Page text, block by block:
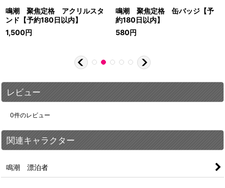
鳴潮 聚焦定格 アクリルスタ
ンド【予約180日以内】
1,500 円
鳴潮 聚焦定格 缶バッジ【予
約180日以内】
580 円
レビュー
0件のレビュー
関連キャラクター
鳴潮 漂泊者